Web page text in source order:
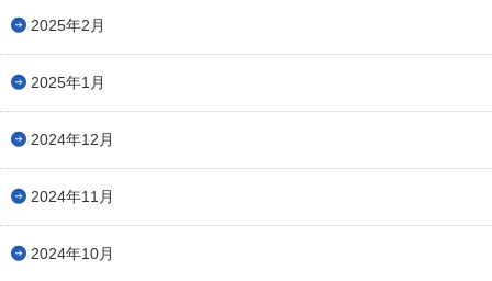
2025年2月
2025年1月
2024年12月
2024年11月
2024年10月